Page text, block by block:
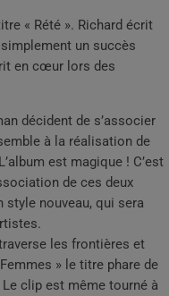
« Rété ». Richard écrit
un succès
en cœur lors des
décident de s’associer
à la réalisation de
est magique ! C’est
de ces deux
style nouveau, qui sera
les frontières et
» le titre phare de
Le clip est même tourné à